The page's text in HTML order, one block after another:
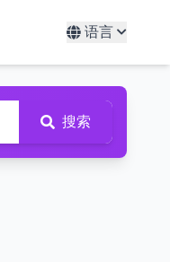
语言
搜索